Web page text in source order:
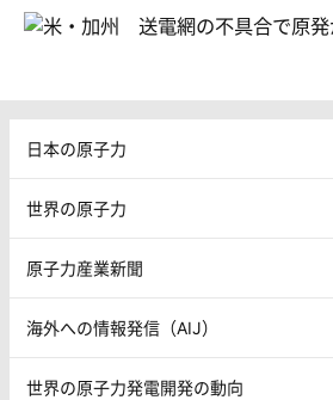
日本の原子力
世界の原子力
原子力産業新聞
海外への情報発信（AIJ）
世界の原子力発電開発の動向